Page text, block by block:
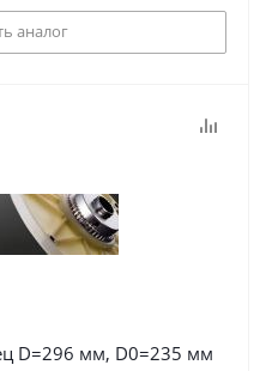
аналог
D=296 мм, D0=235 мм